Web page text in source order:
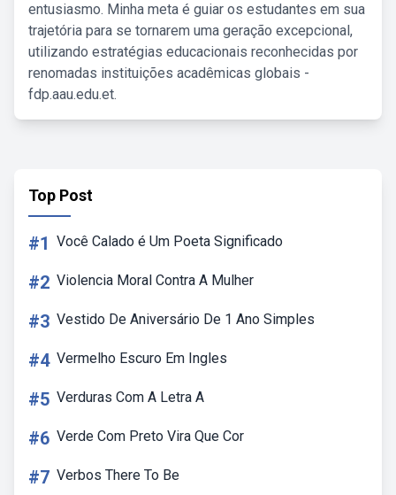
entusiasmo. Minha meta é guiar os estudantes em sua
trajetória para se tornarem uma geração excepcional,
utilizando estratégias educacionais reconhecidas por
renomadas instituições acadêmicas globais -
fdp.aau.edu.et.
Top Post
#1 Você Calado é Um Poeta Significado
#2 Violencia Moral Contra A Mulher
#3 Vestido De Aniversário De 1 Ano Simples
#4 Vermelho Escuro Em Ingles
#5 Verduras Com A Letra A
#6 Verde Com Preto Vira Que Cor
#7 Verbos There To Be